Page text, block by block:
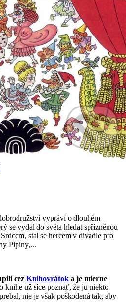
vypráví o dlouhém
se vydal do světa hledat spřízněnou
stal se hercem v divadle pro
Pipiny,...
cez Knihovrátok a je mierne
knihe už síce poznať, že ju niekto
nie je však poškodená tak, aby